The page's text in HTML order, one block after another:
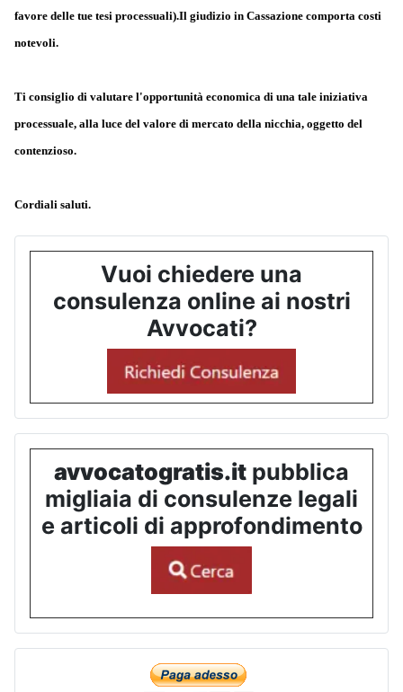
favore delle tue tesi processuali).Il giudizio in Cassazione comporta costi
notevoli.
Ti consiglio di valutare l'opportunità economica di una tale iniziativa
processuale, alla luce del valore di mercato della nicchia, oggetto del
contenzioso.
Cordiali saluti.
Vuoi chiedere una
consulenza online ai nostri
Avvocati?
avvocatogratis.it pubblica
migliaia di consulenze legali
e articoli di approfondimento